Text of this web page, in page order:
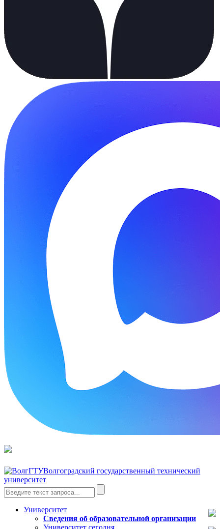
Волгоградский государственный технический
университет
Университет
Сведения об образовательной организации
Университет сегодня